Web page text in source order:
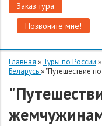
Заказ тура
Позвоните мне!
Главная » Туры по России »
Беларусь»"Путешествие